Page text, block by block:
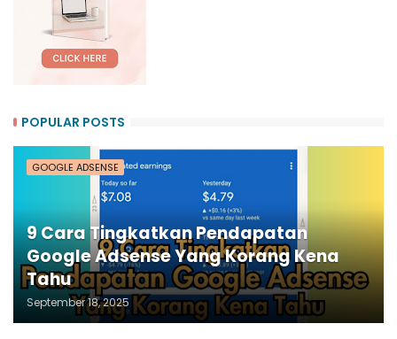
POPULAR POSTS
GOOGLE ADSENSE
9 Cara Tingkatkan Pendapatan
Google Adsense Yang Korang Kena
Tahu
September 18, 2025